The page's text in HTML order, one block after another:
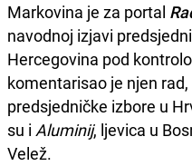
Markovina je za portal
navodnoj izjavi
Hercegovina pod
komentarisao je njen
predsjedničke izbore u
su i Aluminij, ljevica u
Velež.